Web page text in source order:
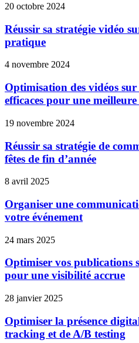
20 octobre 2024
Réussir sa stratégie vidéo
pratique
4 novembre 2024
Optimisation des vidéos
efficaces pour une
19 novembre 2024
Réussir sa stratégie de
fêtes de fin d’année
8 avril 2025
Organiser une
votre événement
24 mars 2025
Optimiser vos publications
pour une visibilité accrue
28 janvier 2025
Optimiser la présence
tracking et de A/B testing